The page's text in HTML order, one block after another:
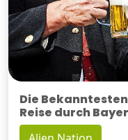
Die
Reise durch